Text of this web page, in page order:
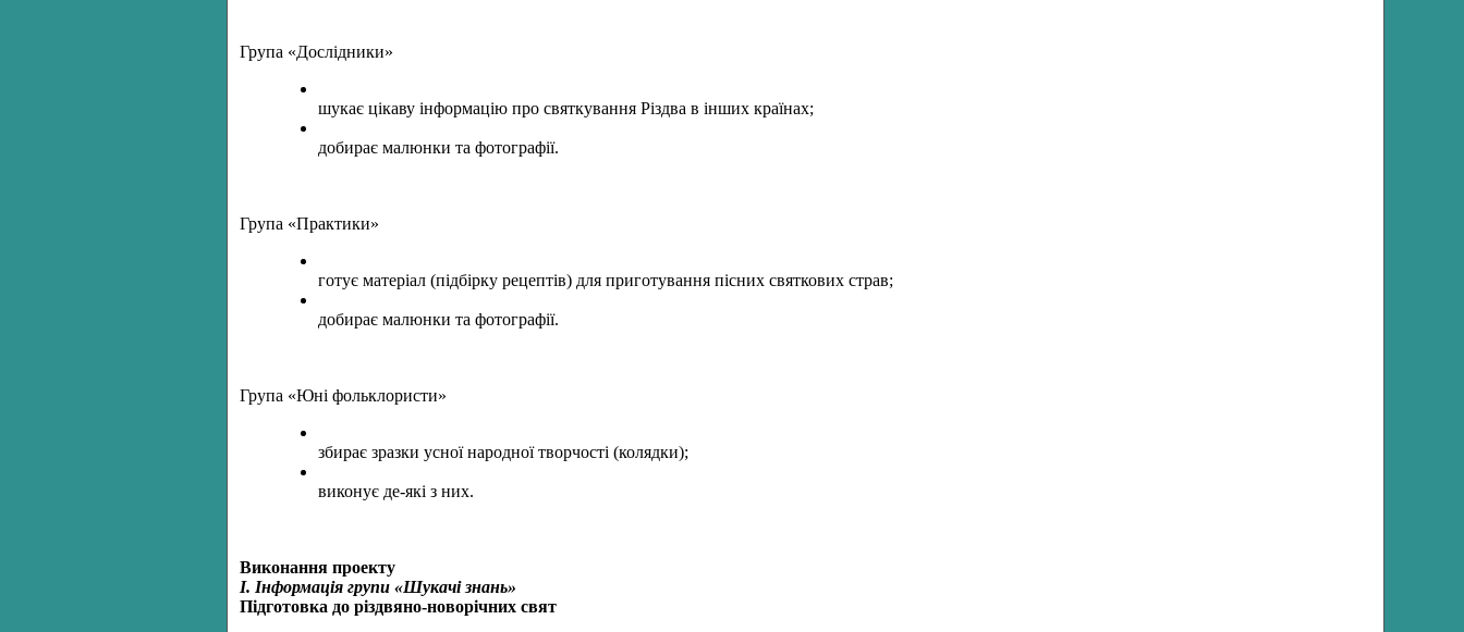
Група «Дослідники»
шукає цікаву інформацію про святкування Різдва в інших країнах;
добирає малюнки та фотографії.
Група «Практики»
готує матеріал (підбірку рецептів) для приготування пісних святкових страв;
добирає малюнки та фотографії.
Група «Юні фольклористи»
збирає зразки усної народної творчості (колядки);
виконує де-які з них.
Виконання проекту
І. Інформація групи «Шукачі знань»
Підготовка до різдвяно-новорічних свят